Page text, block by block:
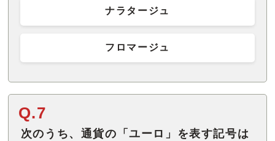
ナラタージュ
フロマージュ
Q.7
次のうち、通貨の「ユーロ」を表す記号は